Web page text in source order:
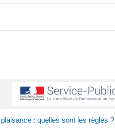
: quelles sont les règles ?